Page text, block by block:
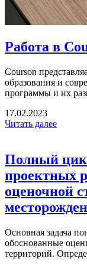
Работа в
Courson
образования и
программы и их
17.02.2023
Читать далее
Полный
проектных
оценочной
Основная задача
обоснованные
территорий.